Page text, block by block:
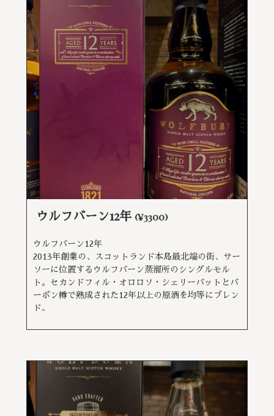
ウルフバーン12年 (¥3300)
ウルフバーン12年
2013年創業の、スコットランド本島最北端の街、サー
ソーに位置するウルフバーン蒸溜所のシングルモル
ト。セカンドフィル・オロロソ・シェリーバットとバ
ーボン樽で熟成された12年以上の原酒を均等にブレン
ド。